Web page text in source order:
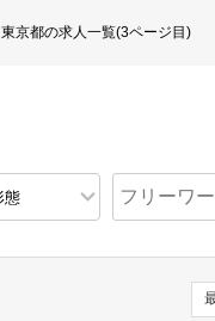
東京都の求人一覧(3ページ目)